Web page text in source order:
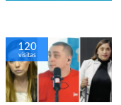
120
visitas